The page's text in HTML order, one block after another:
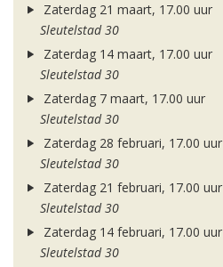
Zaterdag 21 maart, 17.00 uur
Sleutelstad 30
Zaterdag 14 maart, 17.00 uur
Sleutelstad 30
Zaterdag 7 maart, 17.00 uur
Sleutelstad 30
Zaterdag 28 februari, 17.00 uur
Sleutelstad 30
Zaterdag 21 februari, 17.00 uur
Sleutelstad 30
Zaterdag 14 februari, 17.00 uur
Sleutelstad 30